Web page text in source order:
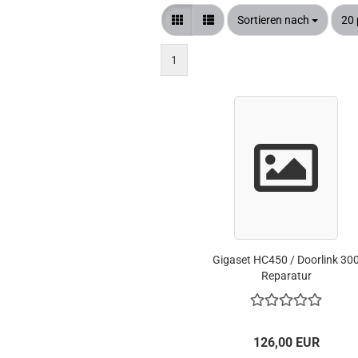
DECT / FUNK TÜRSPRECHANLAGEN BRIEFKASTEN
TELEFONE UND ZUBEHÖR
Sortieren nach
Sortieren nach 20
1
Gigaset HC450 / Doorlink 300
Reparatur
126,00 EUR